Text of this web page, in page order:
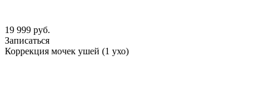
19 999 руб.
Записаться
Коррекция мочек ушей (1 ухо)